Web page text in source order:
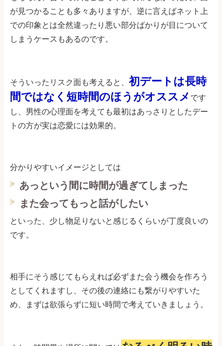
が見つかることも多々ありますが、逆に言えばネット上
での印象とは全然違ったり悪い部分ばかりが目について
しまうケースもあるのです。
そういったリスク面も考えると、 初デートは長時
間ではなく短時間のほうがオススメ です
し、男性の心理面を考えても最初はあっさりとしたデー
トの方が実は恋愛には効果的。
分かりやすいイメージとしては
あっという間に時間が過ぎてしまった
また会ってもっと話がしたい
といった、少し物足りないと感じるくらいが丁度良いの
です。
相手にそう感じてもらえれば必ずまた会う機会を作ろう
としてくれますし、その後の連絡にも繋がりやすいた
め、まずは欲張らずに短い時間で考えていきましょう。